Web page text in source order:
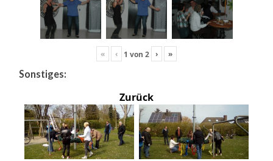
« ‹ 1 von 2 › »
Sonstiges:
Zurück